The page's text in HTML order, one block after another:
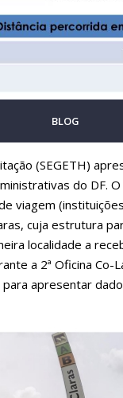
BLOG
(SEGETH)
do DF.
viagem
cuja estrutura
localidade a
a 2ª Oficina Co-
apresentar